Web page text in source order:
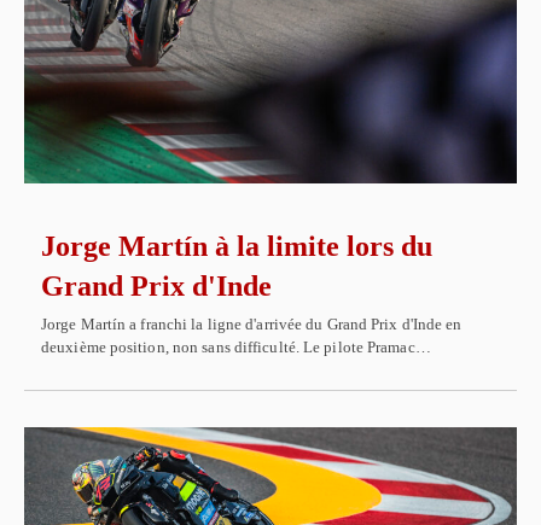
Jorge Martín à la limite lors du
Grand Prix d'Inde
Jorge Martín a franchi la ligne d'arrivée du Grand Prix d'Inde en
deuxième position, non sans difficulté. Le pilote Pramac…